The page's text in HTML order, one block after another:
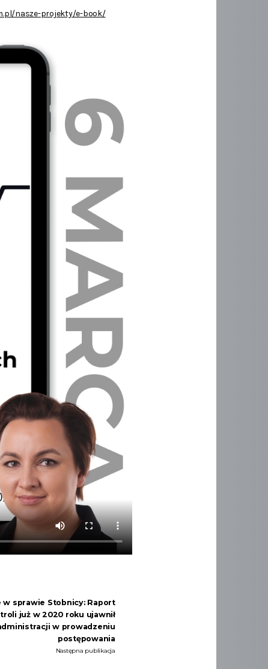
nasze-projekty/e-book/
w sprawie Stobnicy: Raport
już w 2020 roku ujawnił
w prowadzeniu
postępowania
Następna publikacja